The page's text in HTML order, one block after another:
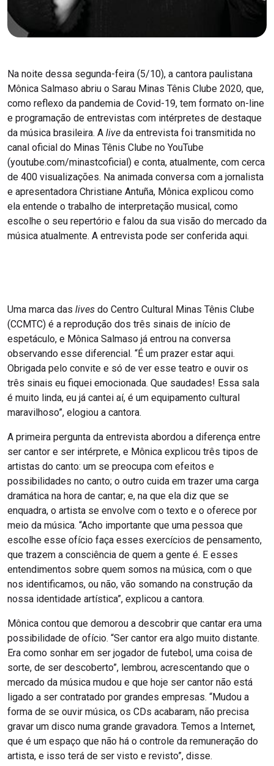
Na noite dessa segunda-feira (5/10), a cantora paulistana
Mônica Salmaso abriu o Sarau Minas Tênis Clube 2020, que,
como reflexo da pandemia de Covid-19, tem formato on-line
e programação de entrevistas com intérpretes de destaque
da música brasileira. A live da entrevista foi transmitida no
canal oficial do Minas Tênis Clube no YouTube
(youtube.com/minastcoficial) e conta, atualmente, com cerca
de 400 visualizações. Na animada conversa com a jornalista
e apresentadora Christiane Antuña, Mônica explicou como
ela entende o trabalho de interpretação musical, como
escolhe o seu repertório e falou da sua visão do mercado da
música atualmente. A entrevista pode ser conferida aqui.
Uma marca das lives do Centro Cultural Minas Tênis Clube
(CCMTC) é a reprodução dos três sinais de início de
espetáculo, e Mônica Salmaso já entrou na conversa
observando esse diferencial. “É um prazer estar aqui.
Obrigada pelo convite e só de ver esse teatro e ouvir os
três sinais eu fiquei emocionada. Que saudades! Essa sala
é muito linda, eu já cantei aí, é um equipamento cultural
maravilhoso”, elogiou a cantora.
A primeira pergunta da entrevista abordou a diferença entre
ser cantor e ser intérprete, e Mônica explicou três tipos de
artistas do canto: um se preocupa com efeitos e
possibilidades no canto; o outro cuida em trazer uma carga
dramática na hora de cantar; e, na que ela diz que se
enquadra, o artista se envolve com o texto e o oferece por
meio da música. “Acho importante que uma pessoa que
escolhe esse ofício faça esses exercícios de pensamento,
que trazem a consciência de quem a gente é. E esses
entendimentos sobre quem somos na música, com o que
nos identificamos, ou não, vão somando na construção da
nossa identidade artística”, explicou a cantora.
Mônica contou que demorou a descobrir que cantar era uma
possibilidade de ofício. “Ser cantor era algo muito distante.
Era como sonhar em ser jogador de futebol, uma coisa de
sorte, de ser descoberto”, lembrou, acrescentando que o
mercado da música mudou e que hoje ser cantor não está
ligado a ser contratado por grandes empresas. “Mudou a
forma de se ouvir música, os CDs acabaram, não precisa
gravar um disco numa grande gravadora. Temos a Internet,
que é um espaço que não há o controle da remuneração do
artista, e isso terá de ser visto e revisto”, disse.